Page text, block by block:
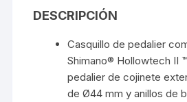
DESCRIPCIÓN
Casquillo de pedalier
Shimano® Hollowtech II
pedalier de cojinete
de Ø44 mm y anillos de